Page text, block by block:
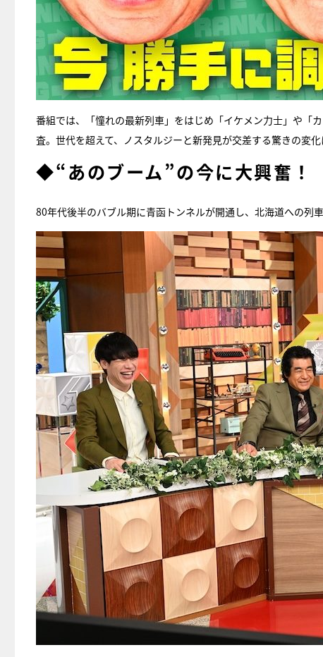
番組では、「憧れの最新列車」をはじめ「イケメン力士」や「
査。世代を超えて、ノスタルジーと新発見が交差する驚きの変化
◆“あのブーム”の今に大興奮！
80年代後半のバブル期に青函トンネルが開通し、北海道への列